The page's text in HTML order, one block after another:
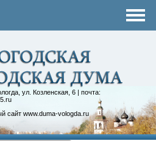
ул. Козленская, 6 | почта:
сайт www.duma-vologda.ru
объединения